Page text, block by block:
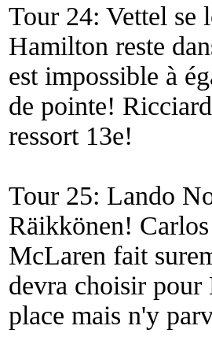
Tour 24: Vettel se
Hamilton reste
est impossible à
de pointe!
ressort 13e!
Tour 25: Lando
Räikkönen!
McLaren fait
devra choisir pour
place mais n'y